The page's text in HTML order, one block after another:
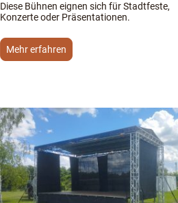
Diese Bühnen eignen sich für Stadtfeste,
Konzerte oder Präsentationen.
Mehr erfahren